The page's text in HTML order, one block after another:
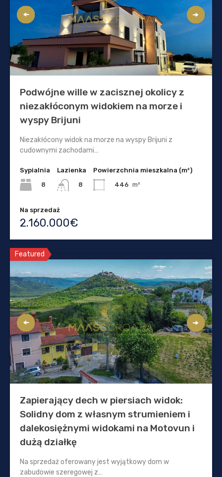
Podwójne wille w zacisznej okolicy z
niezakłóconym widokiem na morze i
wyspy Brijuni
Niezakłócony widok na morze na wyspy Brijuni z
cudownymi zachodami…
Sypialnia
8
Lazienka
8
Powierzchnia mieszkalna (m²)
446 m²
Na sprzedaż
2.160.000€
Featured
Zapierający dech w piersiach widok:
Solidny dom z własnym strumieniem i
dalekosiężnymi widokami na Motovun i
dużą działkę
Na sprzedaż oferowany jest wyjątkowy dom w
zabudowie szeregowej z…